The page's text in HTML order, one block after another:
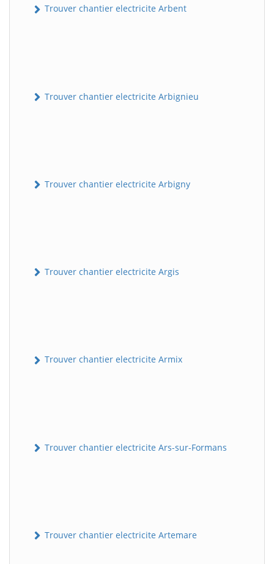
Trouver chantier electricite Arbent
Trouver chantier electricite Arbignieu
Trouver chantier electricite Arbigny
Trouver chantier electricite Argis
Trouver chantier electricite Armix
Trouver chantier electricite Ars-sur-Formans
Trouver chantier electricite Artemare